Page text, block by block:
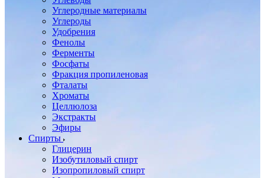
Углеродные материалы
Углероды
Удобрения
Фенолы
Ферменты
Фосфаты
Фракция пропиленовая
Фталаты
Хроматы
Целлюлоза
Экстракты
Эфиры
Спирты
Глицерин
Изобутиловый спирт
Изопропиловый спирт